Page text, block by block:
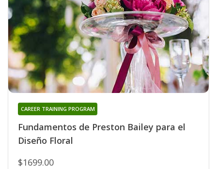
Fundamentos de Preston Bailey para el
Diseño Floral
CAREER TRAINING PROGRAM
$1699.00